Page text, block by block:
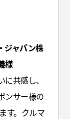
ジャパン株
様
共感し、
ンサー様の
す。クルマ